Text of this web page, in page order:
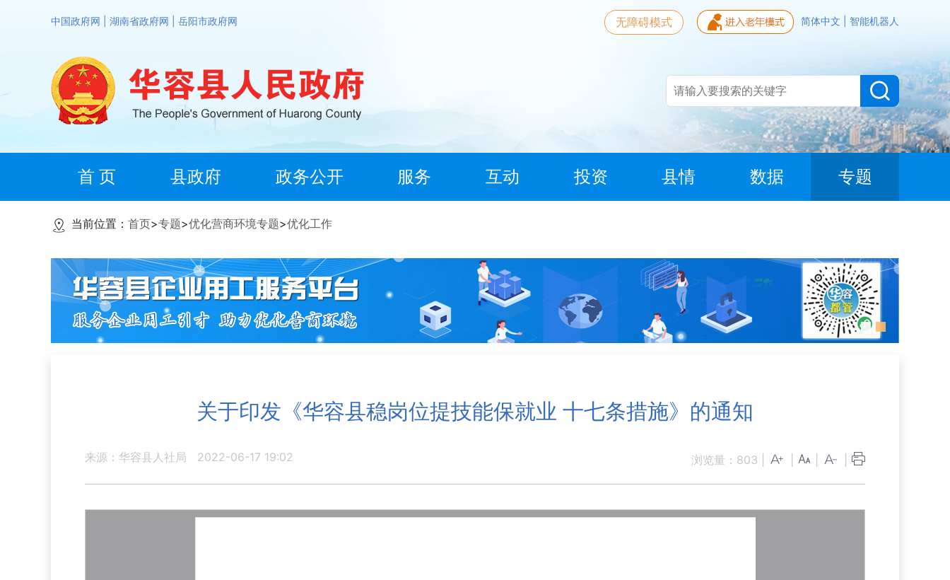
中国政府网 湖南省政府网 岳阳市政府网 简体中文 智能机器人
无障碍模式
首 页 县政府 政务公开 服务 互动 投资 县情 数据 专题
当前位置： 首页>专题>优化营商环境专题>优化工作
关于印发《华容县稳岗位提技能保就业 十七条措施》的通知
来源：华容县人社局 2022-06-17 19:02 浏览量： 803